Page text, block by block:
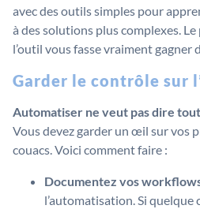
avec des outils simples pour
à des solutions plus complexes.
l’outil vous fasse vraiment gagner
Garder le contrôle sur
Automatiser ne veut pas dire
Vous devez garder un œil sur vos
couacs. Voici comment faire :
Documentez vos
l’automatisation. Si quelque